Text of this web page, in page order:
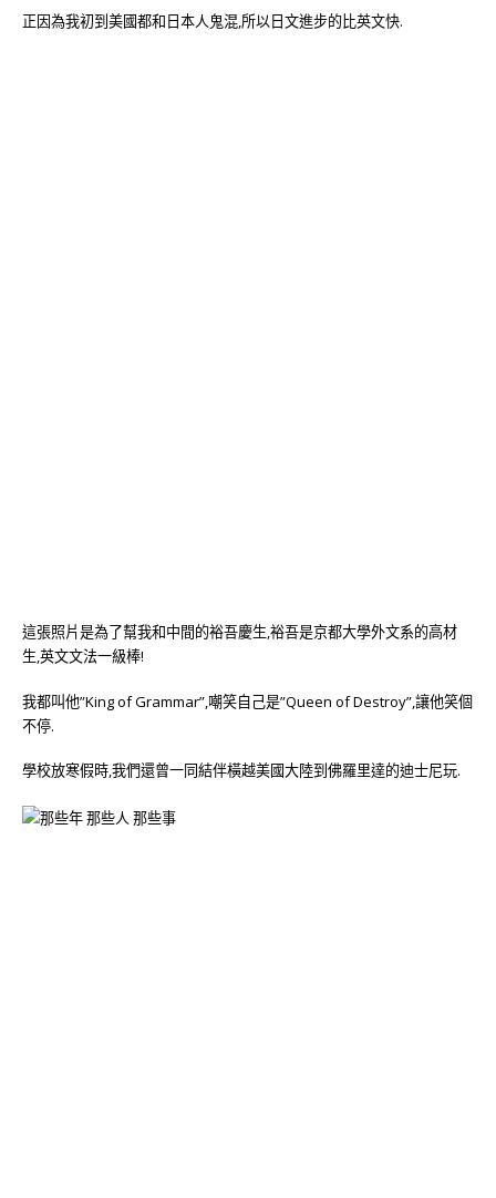
正因為我初到美國都和日本人鬼混,所以日文進步的比英文快.
這張照片是為了幫我和中間的裕吾慶生,裕吾是京都大學外文系的高材
生,英文文法一級棒!
我都叫他”King of Grammar”,嘲笑自己是”Queen of Destroy”,讓他笑個
不停.
學校放寒假時,我們還曾一同結伴橫越美國大陸到佛羅里達的迪士尼玩.